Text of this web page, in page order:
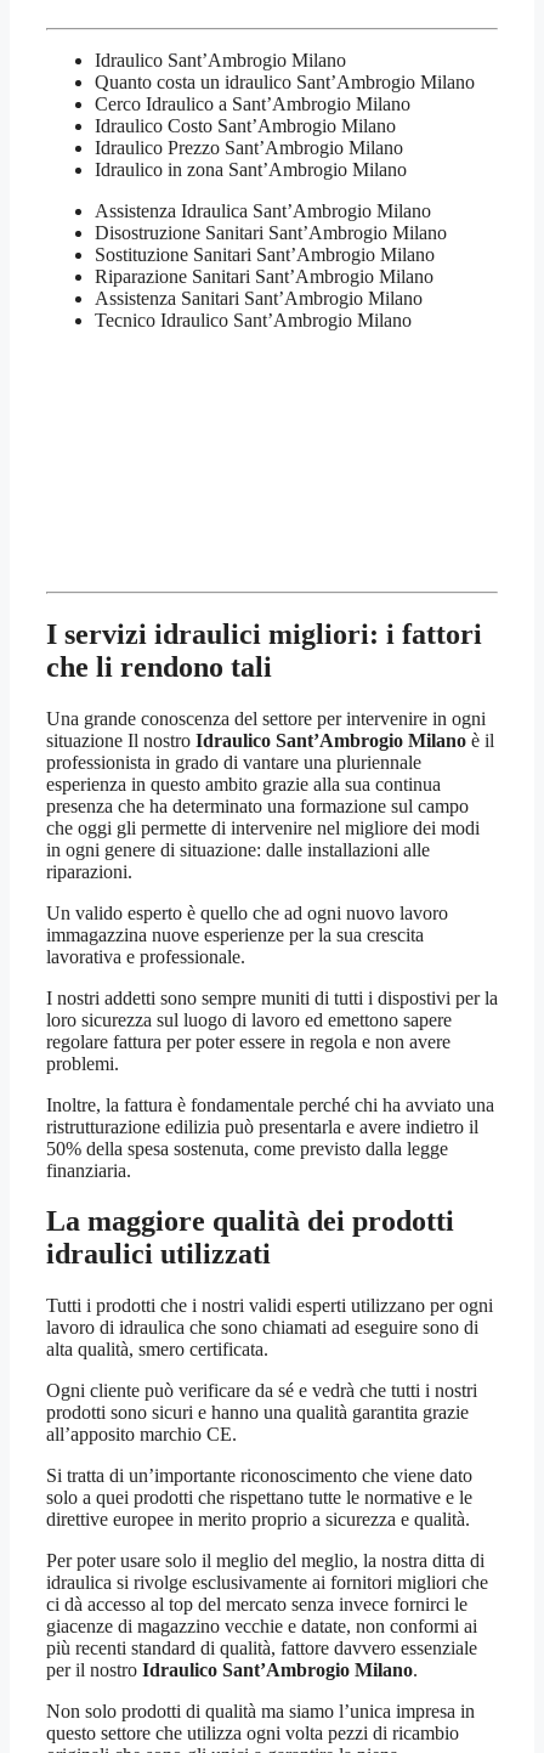
Idraulico Sant’Ambrogio Milano
Quanto costa un idraulico Sant’Ambrogio Milano
Cerco Idraulico a Sant’Ambrogio Milano
Idraulico Costo Sant’Ambrogio Milano
Idraulico Prezzo Sant’Ambrogio Milano
Idraulico in zona Sant’Ambrogio Milano
Assistenza Idraulica Sant’Ambrogio Milano
Disostruzione Sanitari Sant’Ambrogio Milano
Sostituzione Sanitari Sant’Ambrogio Milano
Riparazione Sanitari Sant’Ambrogio Milano
Assistenza Sanitari Sant’Ambrogio Milano
Tecnico Idraulico Sant’Ambrogio Milano
I servizi idraulici migliori: i fattori
che li rendono tali
Una grande conoscenza del settore per intervenire in ogni
situazione Il nostro Idraulico Sant’Ambrogio Milano è il
professionista in grado di vantare una pluriennale
esperienza in questo ambito grazie alla sua continua
presenza che ha determinato una formazione sul campo
che oggi gli permette di intervenire nel migliore dei modi
in ogni genere di situazione: dalle installazioni alle
riparazioni.
Un valido esperto è quello che ad ogni nuovo lavoro
immagazzina nuove esperienze per la sua crescita
lavorativa e professionale.
I nostri addetti sono sempre muniti di tutti i dispostivi per la
loro sicurezza sul luogo di lavoro ed emettono sapere
regolare fattura per poter essere in regola e non avere
problemi.
Inoltre, la fattura è fondamentale perché chi ha avviato una
ristrutturazione edilizia può presentarla e avere indietro il
50% della spesa sostenuta, come previsto dalla legge
finanziaria.
La maggiore qualità dei prodotti
idraulici utilizzati
Tutti i prodotti che i nostri validi esperti utilizzano per ogni
lavoro di idraulica che sono chiamati ad eseguire sono di
alta qualità, smero certificata.
Ogni cliente può verificare da sé e vedrà che tutti i nostri
prodotti sono sicuri e hanno una qualità garantita grazie
all’apposito marchio CE.
Si tratta di un’importante riconoscimento che viene dato
solo a quei prodotti che rispettano tutte le normative e le
direttive europee in merito proprio a sicurezza e qualità.
Per poter usare solo il meglio del meglio, la nostra ditta di
idraulica si rivolge esclusivamente ai fornitori migliori che
ci dà accesso al top del mercato senza invece fornirci le
giacenze di magazzino vecchie e datate, non conformi ai
più recenti standard di qualità, fattore davvero essenziale
per il nostro Idraulico Sant’Ambrogio Milano.
Non solo prodotti di qualità ma siamo l’unica impresa in
questo settore che utilizza ogni volta pezzi di ricambio